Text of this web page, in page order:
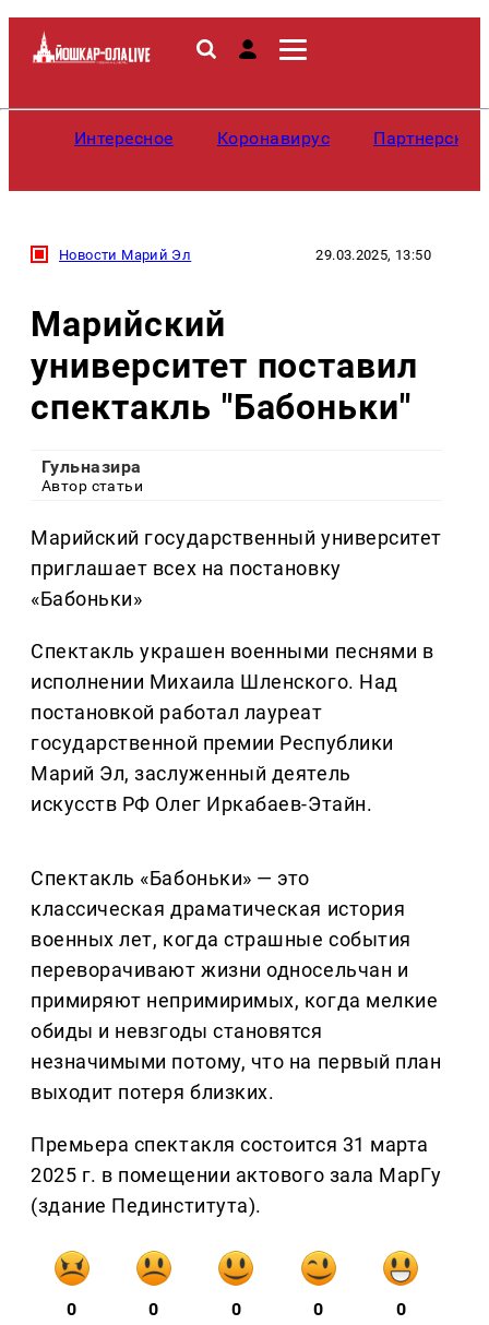
Интересное Коронавирус
Новости Марий Эл 29.03.2025, 13:50
Марийский
университет поставил
спектакль "Бабоньки"
Гульназира
Автор статьи
Марийский государственный университет
приглашает всех на постановку
«Бабоньки»
Спектакль украшен военными песнями в
исполнении Михаила Шленского. Над
постановкой работал лауреат
государственной премии Республики
Марий Эл, заслуженный деятель
искусств РФ Олег Иркабаев-Этайн.
Спектакль «Бабоньки» — это
классическая драматическая история
военных лет, когда страшные события
переворачивают жизни односельчан и
примиряют непримиримых, когда мелкие
обиды и невзгоды становятся
незначимыми потому, что на первый план
выходит потеря близких.
Премьера спектакля состоится 31 марта
2025 г. в помещении актового зала МарГу
(здание Пединститута).
0 0 0 0 0